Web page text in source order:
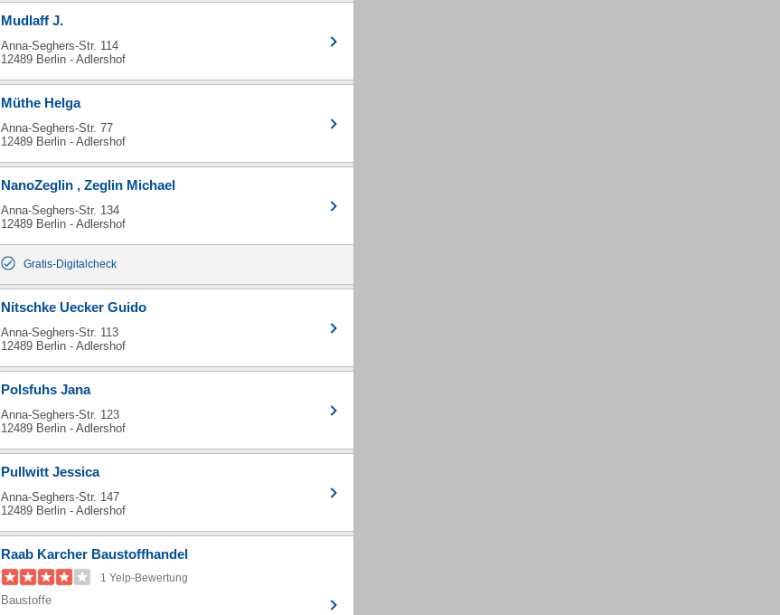
Mudlaff J.
Anna-Seghers-Str. 114
12489 Berlin - Adlershof
Müthe Helga
Anna-Seghers-Str. 77
12489 Berlin - Adlershof
NanoZeglin , Zeglin Michael
Anna-Seghers-Str. 134
12489 Berlin - Adlershof
Gratis-Digitalcheck
Nitschke Uecker Guido
Anna-Seghers-Str. 113
12489 Berlin - Adlershof
Polsfuhs Jana
Anna-Seghers-Str. 123
12489 Berlin - Adlershof
Pullwitt Jessica
Anna-Seghers-Str. 147
12489 Berlin - Adlershof
Raab Karcher Baustoffhandel
1 Yelp-Bewertung
Baustoffe